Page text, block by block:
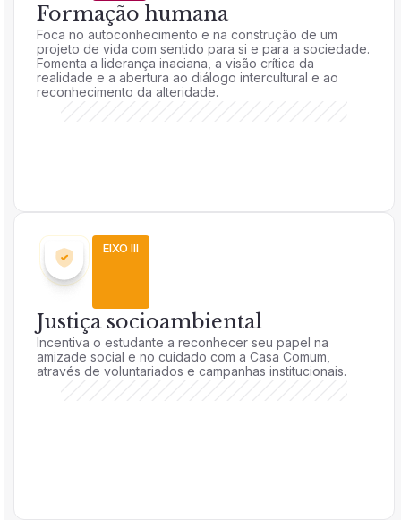
Formação humana
Foca no autoconhecimento e na construção de um
projeto de vida com sentido para si e para a sociedade.
Fomenta a liderança inaciana, a visão crítica da
realidade e a abertura ao diálogo intercultural e ao
reconhecimento da alteridade.
EIXO III
Justiça socioambiental
Incentiva o estudante a reconhecer seu papel na
amizade social e no cuidado com a Casa Comum,
através de voluntariados e campanhas institucionais.